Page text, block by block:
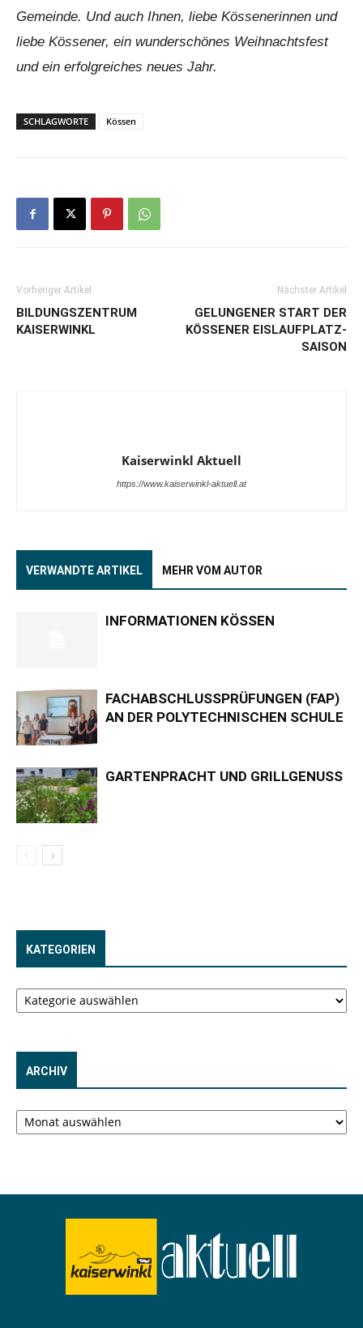
Gemeinde. Und auch Ihnen, liebe Kössenerinnen und
liebe Kössener, ein wunderschönes Weihnachtsfest
und ein erfolgreiches neues Jahr.
SCHLAGWORTE Kössen
Vorheriger Artikel
BILDUNGSZENTRUM
KAISERWINKL
Nächster Artikel
GELUNGENER START DER
KÖSSENER EISLAUFPLATZ-
SAISON
Kaiserwinkl Aktuell
https://www.kaiserwinkl-aktuell.at
VERWANDTE ARTIKEL MEHR VOM AUTOR
INFORMATIONEN KÖSSEN
FACHABSCHLUSSPRÜFUNGEN (FAP)
AN DER POLYTECHNISCHEN SCHULE
GARTENPRACHT UND GRILLGENUSS
KATEGORIEN
Kategorien
ARCHIV
Archiv